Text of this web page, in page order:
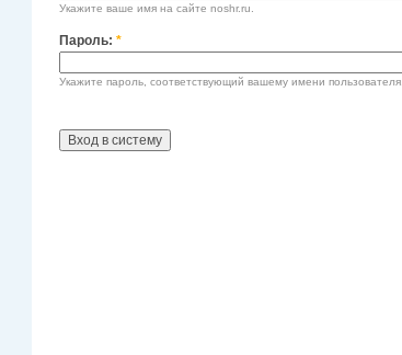
Укажите ваше имя на сайте noshr.ru.
Пароль: *
Укажите пароль, соответствующий вашему имени пользователя.